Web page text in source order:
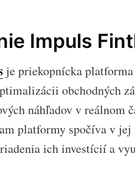
Impuls
je priekopnícka
obchodných
náhľadov v
platformy spočíva v
ich investícií a